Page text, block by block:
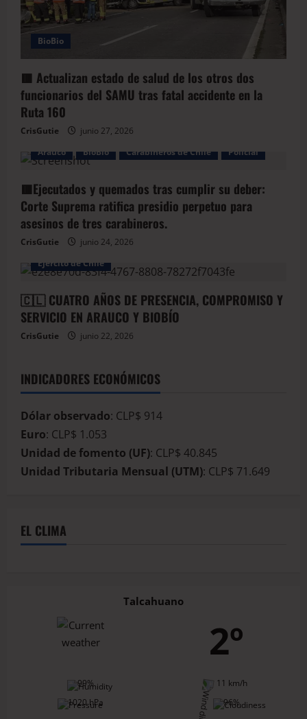
BioBio
🟥 Actualizan estado de salud de los otros dos
funcionarios del SAMU tras fatal accidente en la
Ruta 160
CrisGutie
junio 27, 2026
Arauco
BioBio Carabineros de Chile Policial
🟥Ejecutados y quemados tras cumplir su deber:
Corte Suprema ratifica presidio perpetuo para
asesinos de tres carabineros.
CrisGutie junio 24, 2026
Arauco Armada de Chile
Ejercito de Chile
🇨🇱 CUATRO AÑOS DE PRESENCIA, COMPROMISO Y
SERVICIO EN ARAUCO Y BIOBÍO
CrisGutie junio 22, 2026
INDICADORES ECONÓMICOS
Dólar observado: CLP$ 914
Euro: CLP$ 1.053
Unidad de fomento (UF): CLP$ 40.845
Unidad Tributaria Mensual (UTM): CLP$ 71.649
EL CLIMA
Talcahuano
2º
99%
11 km/h
1020 hPa
96%